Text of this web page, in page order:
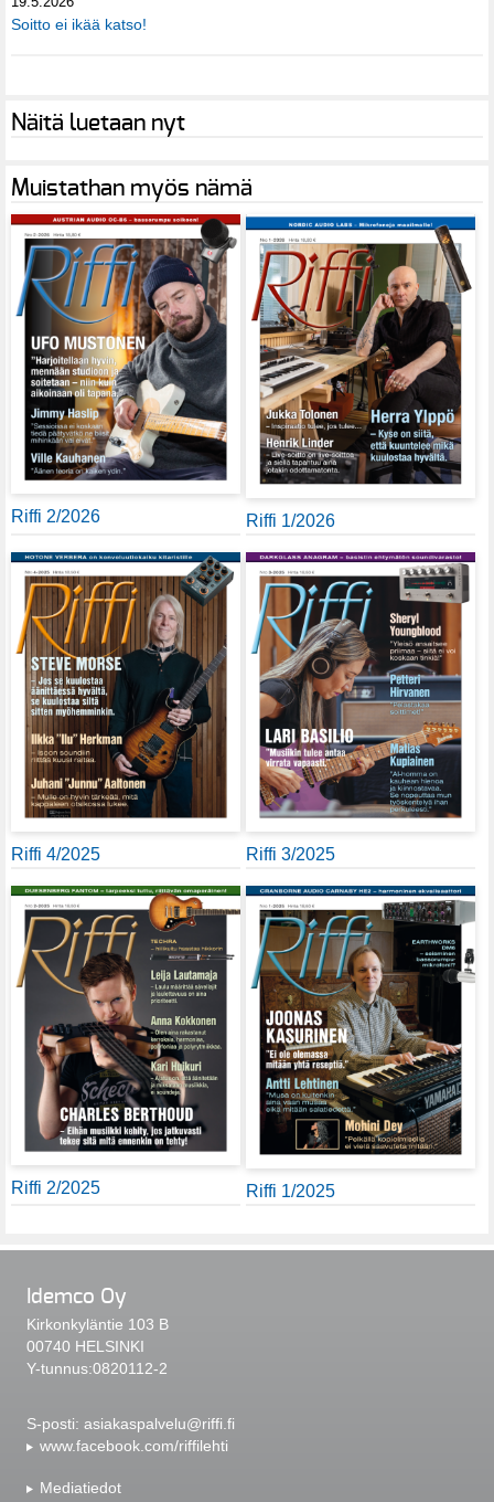
Soitto ei ikää katso!
Näitä luetaan nyt
Muistathan myös nämä
Riffi 2/2026 Riffi 1/2026
Riffi 4/2025 Riffi 3/2025
Riffi 2/2025 Riffi 1/2025
Idemco Oy
Kirkonkyläntie 103 B
00740 HELSINKI
Y-tunnus:0820112-2
S-posti: asiakaspalvelu@riffi.fi
www.facebook.com/riffilehti
Mediatiedot